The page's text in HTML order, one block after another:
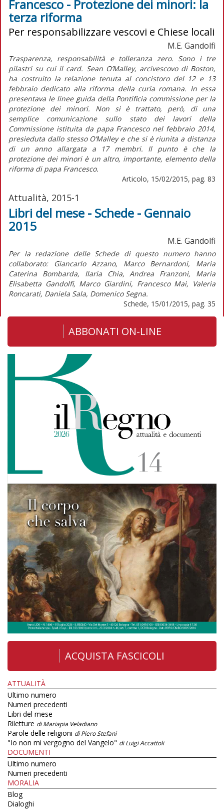
Francesco - Protezione dei minori: la
terza riforma
Per responsabilizzare vescovi e Chiese locali
M.E. Gandolfi
Trasparenza, responsabilità e tolleranza zero. Sono i tre
pilastri su cui il card. Sean O’Malley, arcivescovo di Boston,
ha costruito la relazione tenuta al concistoro del 12 e 13
febbraio dedicato alla riforma della curia romana. In essa
presentava le linee guida della Pontificia commissione per la
protezione dei minori. Non si è trattato, però, di una
semplice comunicazione sullo stato dei lavori della
Commissione istituita da papa Francesco nel febbraio 2014,
presieduta dallo stesso O’Malley e che si è riunita a distanza
di un anno allargata a 17 membri. Il punto è che la
protezione dei minori è un altro, importante, elemento della
riforma di papa Francesco.
Articolo, 15/02/2015, pag. 83
Attualità, 2015-1
Libri del mese - Schede - Gennaio
2015
M.E. Gandolfi
Per la redazione delle Schede di questo numero hanno
collaborato: Giancarlo Azzano, Marco Bernardoni, Maria
Caterina Bombarda, Ilaria Chia, Andrea Franzoni, Maria
Elisabetta Gandolfi, Marco Giardini, Francesco Mai, Valeria
Roncarati, Daniela Sala, Domenico Segna.
Schede, 15/01/2015, pag. 35
ABBONATI ON-LINE
ACQUISTA FASCICOLI
ATTUALITÀ
Ultimo numero
Numeri precedenti
Libri del mese
Riletture di Mariapia Veladiano
Parole delle religioni di Piero Stefani
"Io non mi vergogno del Vangelo" di Luigi Accattoli
DOCUMENTI
Ultimo numero
Numeri precedenti
MORALIA
Blog
Dialoghi